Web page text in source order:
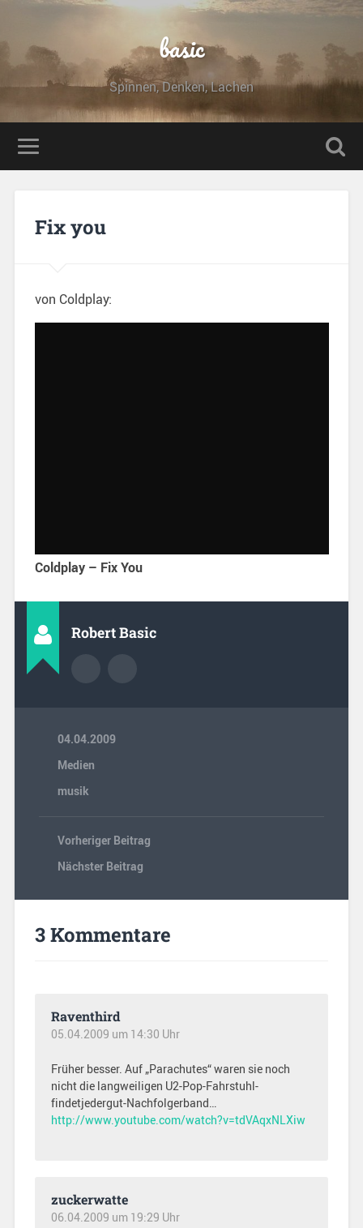
basic
Spinnen, Denken, Lachen
Fix you
von Coldplay:
Coldplay – Fix You
Robert Basic
04.04.2009
Medien
musik
Vorheriger Beitrag
Nächster Beitrag
3 Kommentare
Raventhird
05.04.2009 um 14:30 Uhr
Früher besser. Auf „Parachutes“ waren sie noch
nicht die langweiligen U2-Pop-Fahrstuhl-
findetjedergut-Nachfolgerband…
http://www.youtube.com/watch?v=tdVAqxNLXiw
zuckerwatte
06.04.2009 um 19:29 Uhr